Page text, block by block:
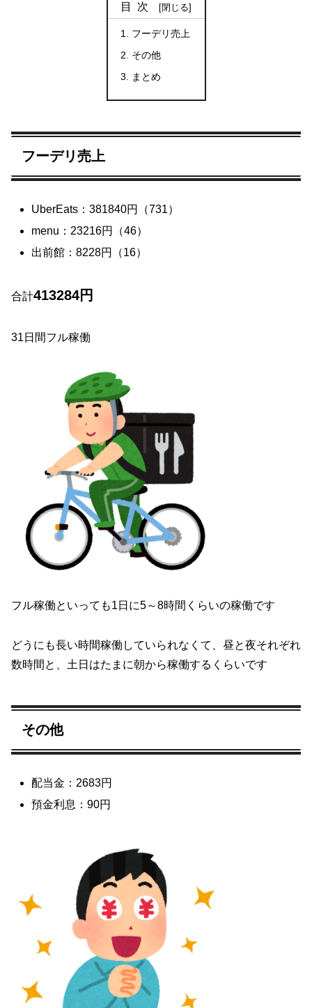
目次
フーデリ売上
その他
まとめ
フーデリ売上
UberEats：381840円（731）
menu：23216円（46）
出前館：8228円（16）
合計413284円
31日間フル稼働
フル稼働といっても1日に5～8時間くらいの稼働です
どうにも長い時間稼働していられなくて、昼と夜それぞれ
数時間と、土日はたまに朝から稼働するくらいです
その他
配当金：2683円
預金利息：90円